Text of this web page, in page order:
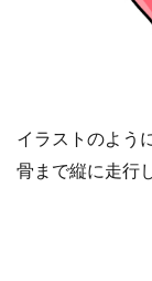
イラストのよう
骨まで縦に走行